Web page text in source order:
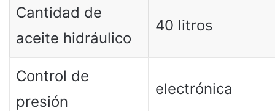
Cantidad de
aceite hidráulico
40 litros
Control de
presión
electrónica